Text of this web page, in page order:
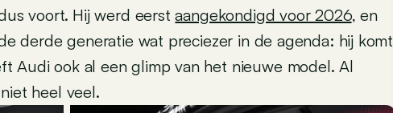
voort. Hij werd eerstaangekondigd voor 2026, en
derde generatie wat preciezer in de agenda: hij komt
Audi ook al een glimp van het nieuwe model. Al
heel veel.